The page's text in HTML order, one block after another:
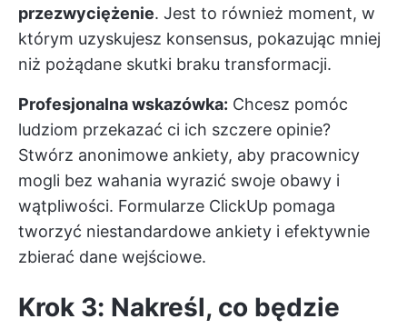
przezwyciężenie. Jest to również moment, w
którym uzyskujesz konsensus, pokazując mniej
niż pożądane skutki braku transformacji.
Profesjonalna wskazówka: Chcesz pomóc
ludziom przekazać ci ich szczere opinie?
Stwórz anonimowe ankiety, aby pracownicy
mogli bez wahania wyrazić swoje obawy i
wątpliwości. Formularze ClickUp pomaga
tworzyć niestandardowe ankiety i efektywnie
zbierać dane wejściowe.
Krok 3: Nakreśl, co będzie